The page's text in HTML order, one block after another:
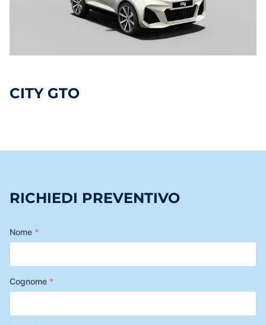
CITY GTO
RICHIEDI PREVENTIVO
Nome *
Cognome *